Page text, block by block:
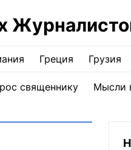
Греция Грузия
священнику Мысли